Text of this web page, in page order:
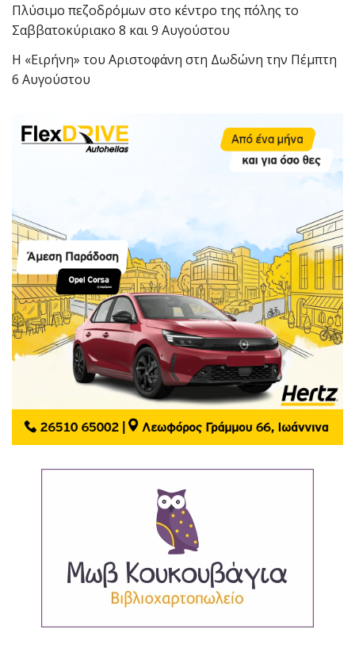
Πλύσιμο πεζοδρόμων στο κέντρο της πόλης το
Σαββατοκύριακο 8 και 9 Αυγούστου
Η «Ειρήνη» του Αριστοφάνη στη Δωδώνη την Πέμπτη
6 Αυγούστου